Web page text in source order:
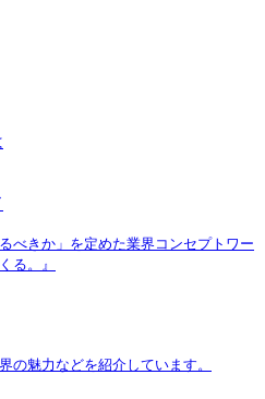
べきか」を定めた業界コンセプトワー
る。』
の魅力などを紹介しています。